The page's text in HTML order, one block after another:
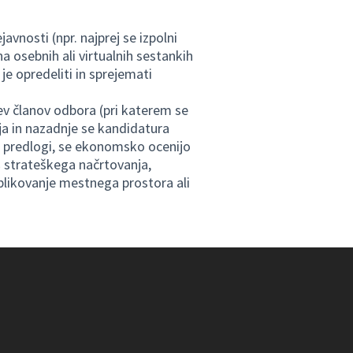
(npr. najprej se izpolni
osebnih ali virtualnih sestankih
opredeliti in sprejemati
članov odbora (pri katerem se
in nazadnje se kandidatura
se ekonomsko ocenijo
strateškega načrtovanja,
mestnega prostora ali